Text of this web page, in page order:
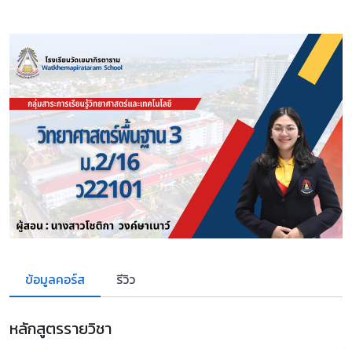
ข้อมูลคอร์ส รีวิว
หลักสูตรรายวิชา